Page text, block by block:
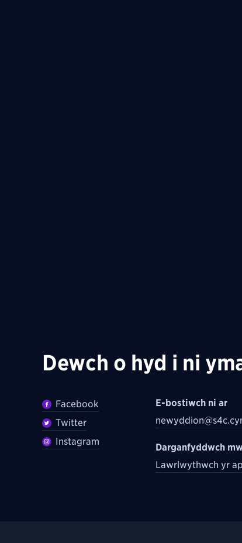
Dewch o hyd i ni
Facebook
Twitter
Instagram
E-bostiwch ni ar
Darganfyddwch
Lawrlwythwch yr ap